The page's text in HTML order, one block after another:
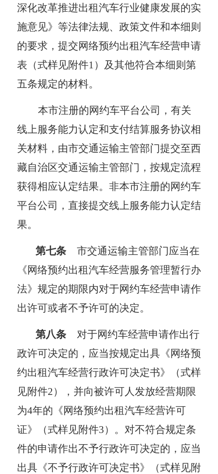
深化改革推进出租汽车行业健康发展的实
施意见》等法律法规、 政策文件和本细则
的要求，提交网络预约出租汽车经营申请
表（式样见附件1） 及其他符合本细则第
五条规定的材料。
本市注册的网约车平台公司，有关
线上服务能力认定和支付结算服务协议相
关材料，由市交通运输主管部门提交至西
藏自治区交通运输主管部门，按规定流程
获得相应认定结果。非本市注册的网约车
平台公司，直接提交线上服务能力认定结
果。
第七条 市交通运输主管部门应当在
《网络预约出租汽车经营服务管理暂行办
法》规定的期限内对于网约车经营申请作
出许可或者不予许可的决定。
第八条
对于网约车经营申请作出行
政许可决定的，应当按规定出具《网络预
约出租汽车经营行政许可决定书》（式样
见附件2）
，并向被许可人发放经营期限
为4年的《网络预约出租汽车经营许可
证》（式样见附件3） 。 对不符合规定条
件的申请作出不予行政许可决定的，应当
出具《不予行政许可决定书》
（式样见附